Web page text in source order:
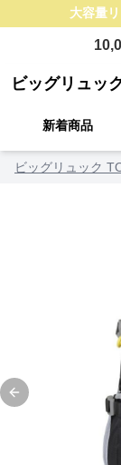
大容量
ビッグリュッ
新着商品
ビッグリュック
Previous slide